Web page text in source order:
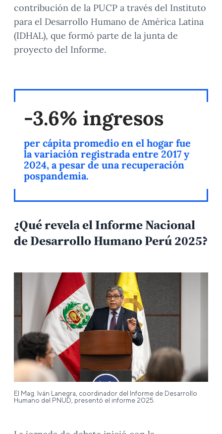
contribución de la PUCP a través del Instituto
para el Desarrollo Humano de América Latina
(IDHAL), que formó parte de la junta de
proyecto del Informe.
-3.6% ingresos
per cápita promedio en el hogar fue
la variación registrada entre 2017 y
2024, a pesar de una recuperación
pospandemia.
¿Qué revela el Informe Nacional
de Desarrollo Humano Perú 2025?
El Mag. Iván Lanegra, coordinador del Informe de Desarrollo
Humano del PNUD, presentó el informe 2025.